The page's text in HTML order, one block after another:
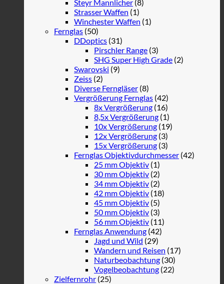
Steyr Mannlicher (8)
Strasser Waffen (1)
Winchester Waffen (1)
Fernglas (50)
DDoptics (31)
Pirschler Range (3)
SHG Super High Grade (2)
Swarovski (9)
Zeiss (2)
Diverse Ferngläser (8)
Vergrößerung Fernglas (42)
8x Vergrößerung (16)
8,5x Vergrößerung (1)
10x Vergrößerung (19)
12x Vergrößerung (3)
15x Vergrößerung (3)
Fernglas Objektivdurchmesser (42)
25 mm Objektiv (1)
30 mm Objektiv (2)
34 mm Objektiv (2)
42 mm Objektiv (18)
45 mm Objektiv (5)
50 mm Objektiv (3)
56 mm Objektiv (11)
Fernglas Anwendung (42)
Jagd und Wild (29)
Wandern und Reisen (17)
Naturbeobachtung (30)
Vogelbeobachtung (22)
Zielfernrohr (25)